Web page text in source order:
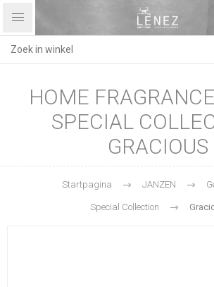
HOME
SPECIAL
GRACIOUS
Startpagina JANZEN
Special Collection